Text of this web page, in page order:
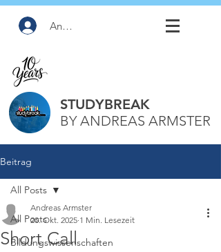
Anmelden
STUDYBREAK
BY ANDREAS ARMSTER
Beitrag
All Posts
Bildungswissenschaften
All Posts
Short Call
Andreas Armster
20. Okt. 2025 1 Min. Lesezeit